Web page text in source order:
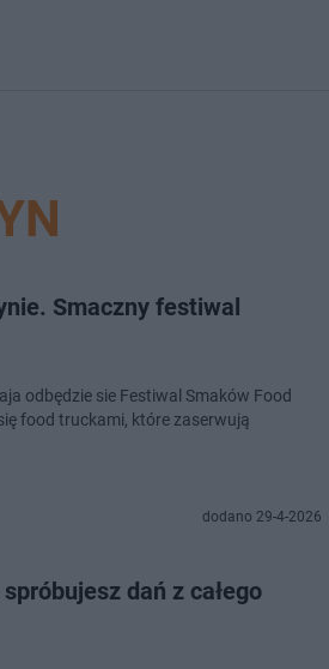
Smaczny festiwal
odbędzie sie Festiwal Smaków Food
food truckami, które zaserwują
dodano 29-4-2026
dań z całego